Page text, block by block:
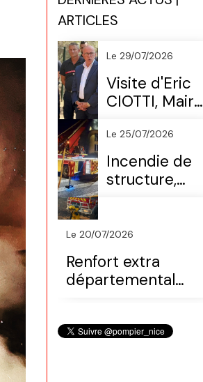
ARTICLES
Le 29/07/2026
Visite d'Eric
CIOTTI, Maire
(Préventive
FDF)
Le 25/07/2026
Incendie de
structure,
nord)
Le 20/07/2026
Renfort extra
départemental